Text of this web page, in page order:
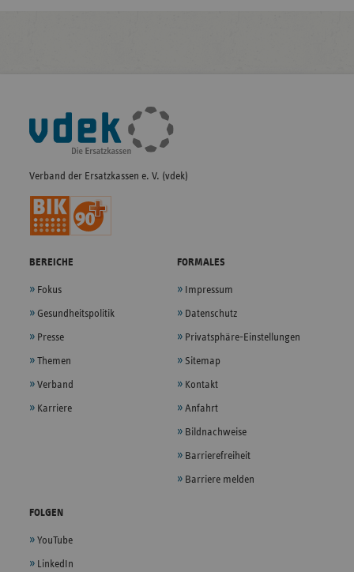
Fußleisten-
Navigation
Verband der Ersatzkassen e. V. (vdek)
BEREICHE
Fokus
Gesundheitspolitik
Presse
Themen
Verband
Karriere
FORMALES
Impressum
Datenschutz
Privatsphäre-Einstellungen
Sitemap
Kontakt
Anfahrt
Bildnachweise
Barrierefreiheit
Barriere melden
FOLGEN
YouTube
LinkedIn